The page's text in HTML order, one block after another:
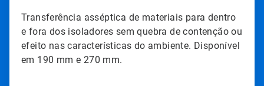
Transferência asséptica de materiais para dentro
e fora dos isoladores sem quebra de contenção ou
efeito nas características do ambiente. Disponível
em 190 mm e 270 mm.